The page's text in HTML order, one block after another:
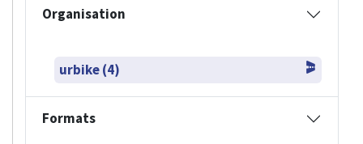
Organisation
urbike (4)
Formats